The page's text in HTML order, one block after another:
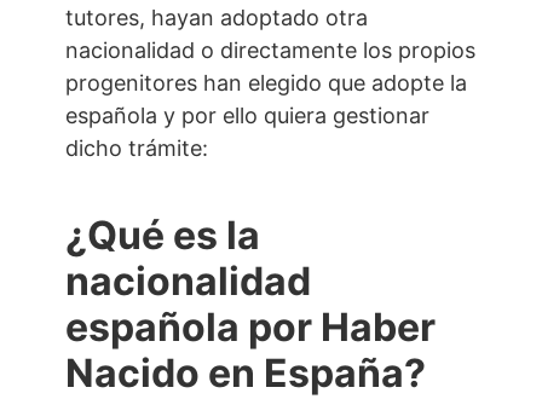
tutores, hayan adoptado otra
nacionalidad o directamente los propios
progenitores han elegido que adopte la
española y por ello quiera gestionar
dicho trámite:
¿Qué es la
nacionalidad
española por Haber
Nacido en España?